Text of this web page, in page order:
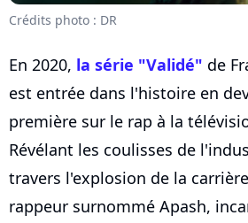
Crédits photo : DR
En 2020, la série "Validé" de
est entrée dans l'histoire en
première sur le rap à la
Révélant les coulisses de
travers l'explosion de la
rappeur surnommé Apash,